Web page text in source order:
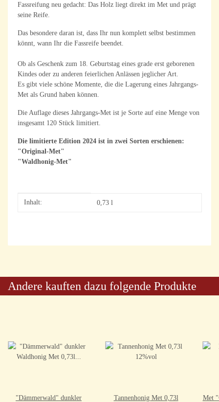
Fassreifung neu gedacht: Das Holz liegt direkt im Met und prägt
seine Reife.
Das besondere daran ist, dass Ihr nun komplett selbst bestimmen
könnt, wann Ihr die Fassreife beendet.
Ob als Geschenk zum 18. Geburtstag eines grade erst geborenen
Kindes oder zu anderen feierlichen Anlässen jeglicher Art.
Es gibt viele schöne Momente, die die Lagerung eines Jahrgangs-
Met als Grund haben können.
Die Auflage dieses Jahrgangs-Met ist je Sorte auf eine Menge von
insgesamt 120 Stück limitiert.
Die limitierte Edition 2024 ist in zwei Sorten erschienen:
"Original-Met"
"Waldhonig-Met"
Produkteigenschaft
Wert
Inhalt: 0,73 l
Andere kauften dazu folgende Produkte
"Dämmerwald" dunkler
Tannenhonig Met 0,73l
Met